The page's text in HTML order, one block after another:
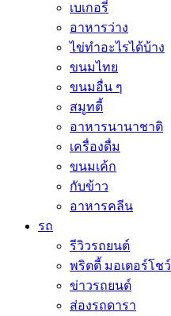
เบเกอรี่
อาหารว่าง
ไข่ทำอะไรได้บ้าง
ขนมไทย
ขนมอื่น ๆ
สมูทตี้
อาหารนานาชาติ
เครื่องดื่ม
ขนมเค้ก
กับข้าว
อาหารคลีน
รถ
รีวิวรถยนต์
พริตตี้ มอเตอร์โชว์
ข่าวรถยนต์
ส่องรถดารา